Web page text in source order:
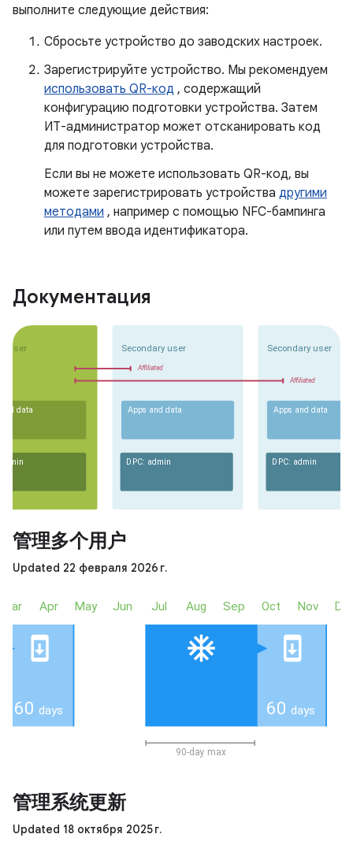
выполните следующие действия:
Сбросьте устройство до заводских настроек.
Зарегистрируйте устройство. Мы рекомендуем
использовать QR-код , содержащий
конфигурацию подготовки устройства. Затем
ИТ-администратор может отсканировать код
для подготовки устройства.
Если вы не можете использовать QR-код, вы
можете зарегистрировать устройства другими
методами , например с помощью NFC-бампинга
или путем ввода идентификатора.
Документация
管理多个用户
Updated 22 февраля 2026 г.
管理系统更新
Updated 18 октября 2025 г.